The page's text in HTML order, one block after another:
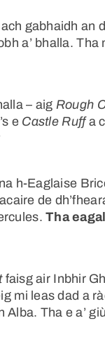
gabhaidh an
a’ bhalla. Tha
– aig Rough
e Castle Ruffa
h-Eaglaise
de
Tha
faisg air Inbhir
mi leas dad a
Tha e a’